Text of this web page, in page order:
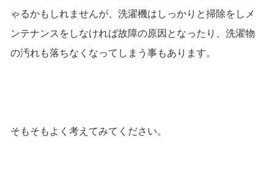
ゃるかもしれませんが、洗濯機はしっかりと掃除をしメ
ンテナンスをしなければ故障の原因となったり、洗濯物
の汚れも落ちなくなってしまう事もあります。
そもそもよく考えてみてください。